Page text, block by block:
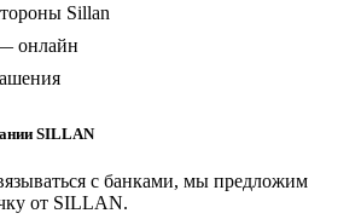
Sillan
онлайн
SILLAN
с банками, мы предложим
от SILLAN.